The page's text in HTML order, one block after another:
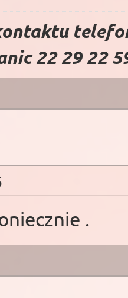
22 29 22
.